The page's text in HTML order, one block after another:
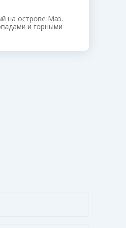
на острове Маэ.
и горными